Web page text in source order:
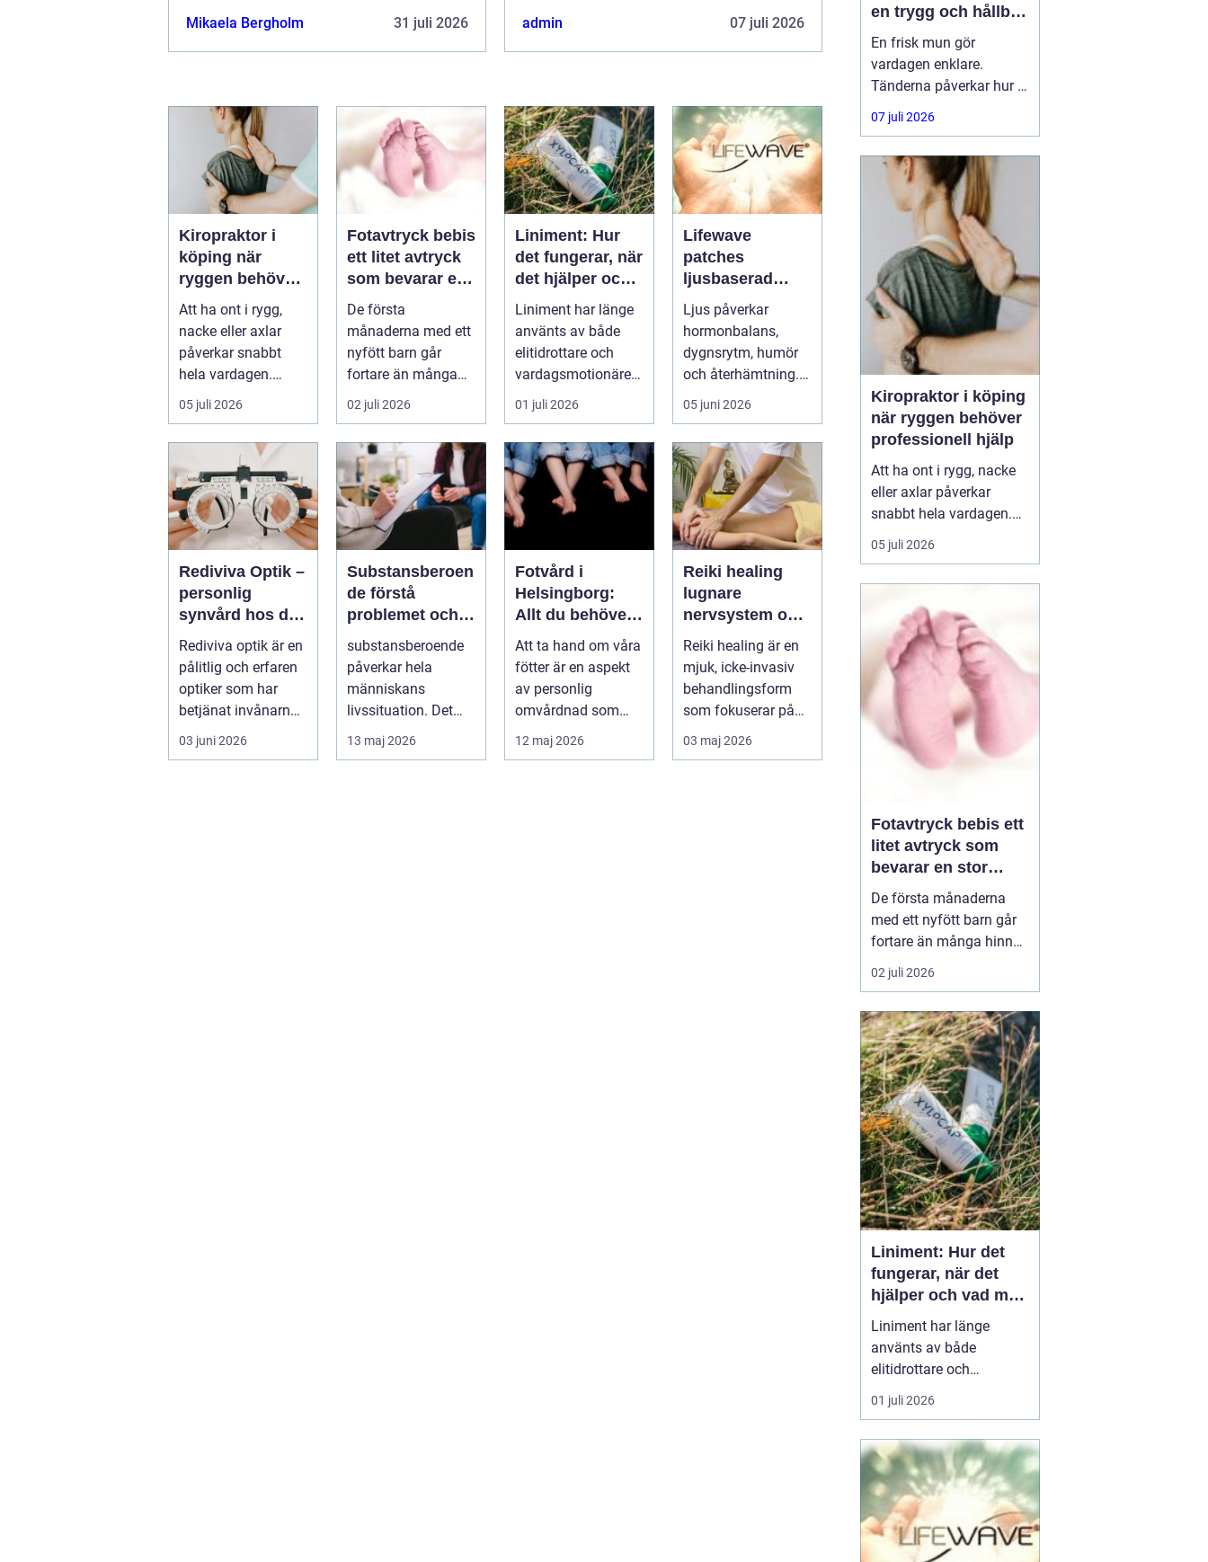
Mikaela Bergholm 31 juli 2026 admin 07 juli 2026
Kiropraktor i
köping när
ryggen behöver
professionell
hjälp
Att ha ont i rygg,
nacke eller axlar
påverkar snabbt
hela vardagen.
Sömn, arbete,
träning och humör
...
05 juli 2026
Fotavtryck bebis
ett litet avtryck
som bevarar en
stor stund
De första
månaderna med ett
nyfött barn går
fortare än många
hinner med. Ena
dagen ryms hela
foten i...
02 juli 2026
Liniment: Hur
det fungerar, när
det hjälper och
vad man bör
tänka på
Liniment har länge
använts av både
elitidrottare och
vardagsmotionärer
för...
01 juli 2026
Lifewave
patches
ljusbaserad
teknik för ett
mer hållbart
välbefinnande
Ljus påverkar
hormonbalans,
dygnsrytm, humör
och återhämtning.
Under senare år har
en ny typ av prod...
05 juni 2026
Rediviva Optik –
personlig
synvård hos din
optiker i
Uppsala
Rediviva optik är en
pålitlig och erfaren
optiker som har
betjänat invånarna
03 juni 2026
Substansberoen
de förstå
problemet och
vägen vidare
substansberoende
påverkar hela
människans
livssituation. Det
handlar sällan bara
om alkohol,
13 maj 2026
Fotvård i
Helsingborg:
Allt du behöver
veta
Att ta hand om våra
fötter är en aspekt
av personlig
omvårdnad som
ofta fö...
12 maj 2026
Reiki healing
lugnare
nervsystem och
djupare
återhämtning
Reiki healing är en
mjuk, icke-invasiv
behandlingsform
som fokuserar på
kroppens egen
förmåga att lä...
03 maj 2026
en trygg och hållbar
munhälsa
En frisk mun gör
vardagen enklare.
Tänderna påverkar hur vi
äter, hur vi pratar och hur
trygga vi känner oss i
människor söker efter
tandvård Karlskrona
handlar
07 juli 2026
Kiropraktor i köping
när ryggen behöver
professionell hjälp
Att ha ont i rygg, nacke
eller axlar påverkar
snabbt hela vardagen.
Sömn, arbete, träning
och humör hänger ihop
därför en kiropraktor
Köping när värken inte
längre går över av sig
själv, eller när
återkommand...
05 juli 2026
Fotavtryck bebis ett
litet avtryck som
bevarar en stor
stund
De första månaderna
med ett nyfött barn går
fortare än många hinner
med. Ena dagen ryms
hela foten i handflatan,
redan vuxit ur sina första
pyjamasar.Ett fotavtryck
bebis fångarjust den d...
02 juli 2026
Liniment: Hur det
fungerar, när det
hjälper och vad man
bör tänka på
Liniment har länge
använts av både
elitidrottare och
vardagsmotionärer för
att lindra värk, stelhet
hur fungerar dessa
krämer egentligen, vad
innehåller de och när
passar de b&...
01 juli 2026